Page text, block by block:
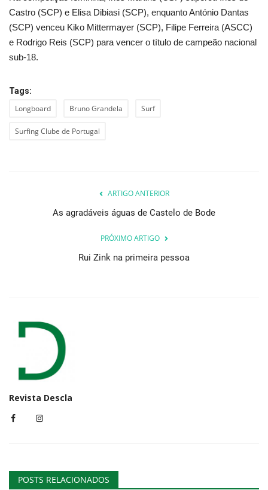
Castro (SCP) e Elisa Dibiasi (SCP), enquanto António Dantas
(SCP) venceu Kiko Mittermayer (SCP), Filipe Ferreira (ASCC)
e Rodrigo Reis (SCP) para vencer o título de campeão nacional
sub-18.
Tags:
Longboard Bruno Grandela Surf
Surfing Clube de Portugal
ARTIGO ANTERIOR
As agradáveis águas de Castelo de Bode
PRÓXIMO ARTIGO
Rui Zink na primeira pessoa
Revista Descla
POSTS RELACIONADOS